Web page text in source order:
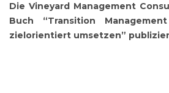
Die Vineyard Management
Buch “Transition
zielorientiert umsetzen”